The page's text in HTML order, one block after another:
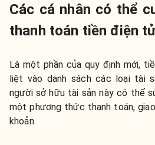
Các cá nhân có thể
thanh toán tiền điện
Là một phần của quy định mới,
liệt vào danh sách các loại tài
người sở hữu tài sản này có thể
một phương thức thanh toán,
khoản.